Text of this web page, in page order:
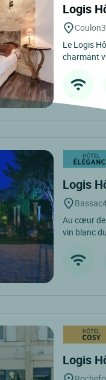
Logis
Coulon
Le Logis
charmant
Logis
Bassac
Au cœur de
vin blanc
Logis